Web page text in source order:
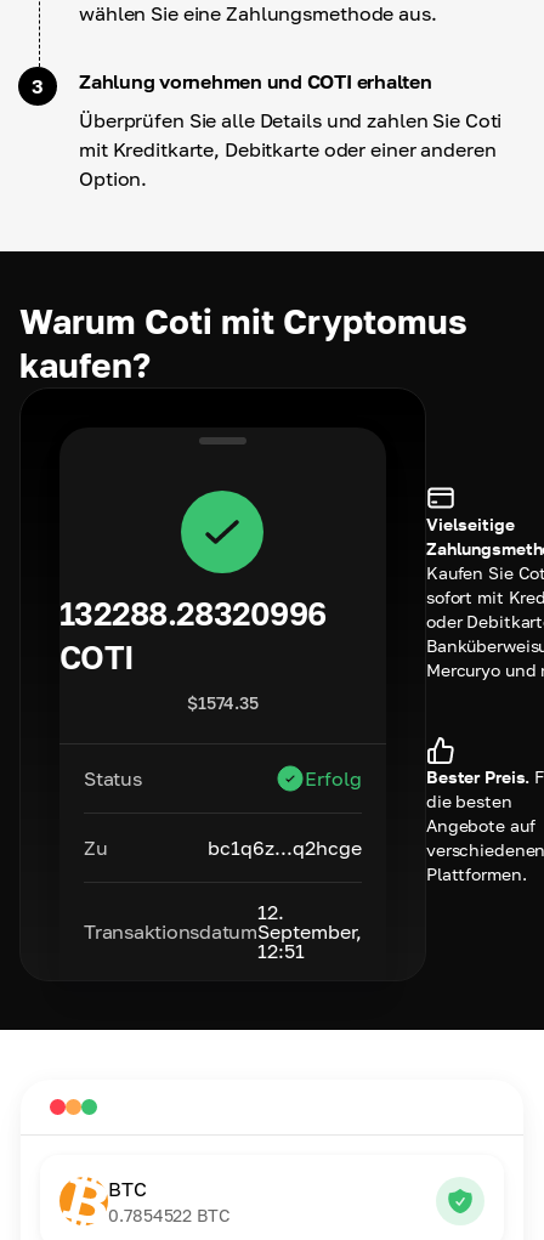
wählen Sie eine Zahlungsmethode aus.
3
Zahlung vornehmen und COTI erhalten
Überprüfen Sie alle Details und zahlen Sie Coti
mit Kreditkarte, Debitkarte oder einer anderen
Option.
Warum Coti mit Cryptomus
kaufen?
132288.28320996
COTI
$1574.35
Status Erfolg
Zu bc1q6z...q2hcge
Transaktionsdatum
12.
September,
12:51
Vielseitige
Kaufen Sie
sofort mit
oder
Mercuryo und
Bester Preis.
die besten
Angebote auf
Plattformen.
BTC
0.7854522 BTC